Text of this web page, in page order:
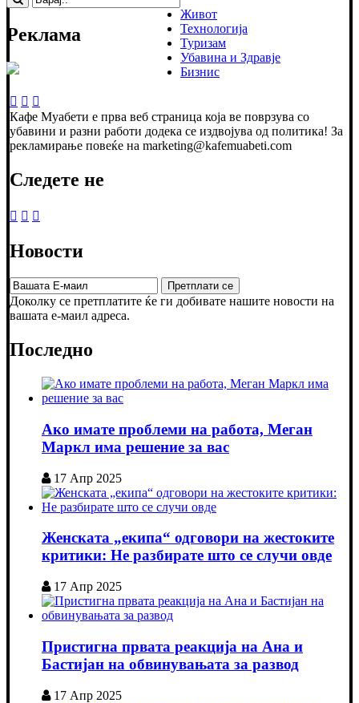
Реклама
Живот
Технологија
Туризам
Убавина и Здравје
Бизнис
Кафе Муабети е прва веб страница која ве поврзува со
убавини и разни работи додека се издвојува од политика! За
рекламирање повеќе на marketing@kafemuabeti.com
Следете не
Новости
Доколку се претплатите ќе ги добивате нашите новости на
вашата е-маил адреса.
Последно
Ако имате проблеми на работа, Меган
Маркл има решение за вас
17 Апр 2025
Женската „екипа“ одговори на жестоките
критики: Не разбирате што се случи овде
17 Апр 2025
Пристигна првата реакција на Ана и
Бастијан на обвинувањата за развод
17 Апр 2025